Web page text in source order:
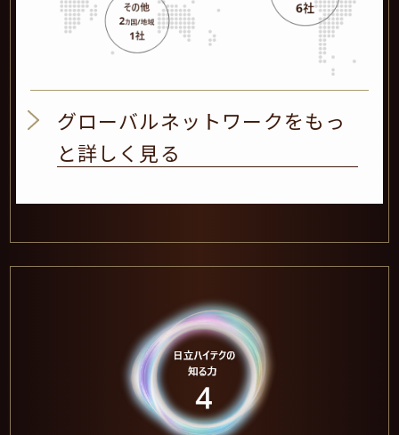
グローバルネットワークをもっ
と詳しく見る